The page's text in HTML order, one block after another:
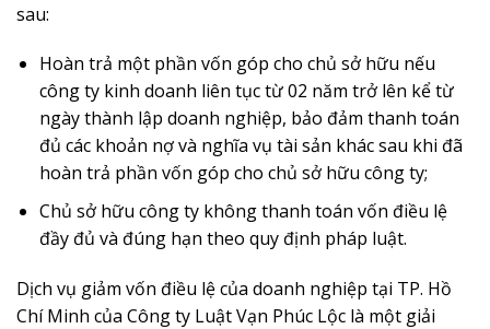
sau:
Hoàn trả một phần vốn góp cho chủ sở hữu nếu
công ty kinh doanh liên tục từ 02 năm trở lên kể từ
ngày thành lập doanh nghiệp, bảo đảm thanh toán
đủ các khoản nợ và nghĩa vụ tài sản khác sau khi đã
hoàn trả phần vốn góp cho chủ sở hữu công ty;
Chủ sở hữu công ty không thanh toán vốn điều lệ
đầy đủ và đúng hạn theo quy định pháp luật.
Dịch vụ giảm vốn điều lệ của doanh nghiệp tại TP. Hồ
Chí Minh của Công ty Luật Vạn Phúc Lộc là một giải